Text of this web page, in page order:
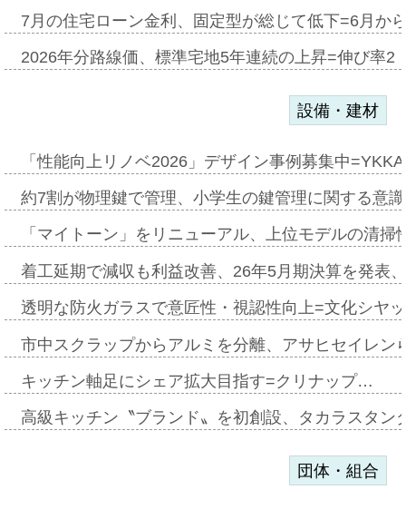
7月の住宅ローン金利、固定型が総じて低下=6月か
2026年分路線価、標準宅地5年連続の上昇=伸び率
設備・建材
「性能向上リノベ2026」デザイン事例募集中
約7割が物理鍵で管理、小学生の鍵管理に関する意
「マイトーン」をリニューアル、上位モデルの清
着工延期で減収も利益改善、26年5月期決算を発表
透明な防火ガラスで意匠性・視認性向上=文化シヤ
市中スクラップからアルミを分離、アサヒセイレ
キッチン軸足にシェア拡大目指す=クリナップ…
高級キッチン〝ブランド〟を初創設、タカラスタ
団体・組合